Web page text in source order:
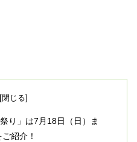
り」は7月18日（日）ま
紹介！